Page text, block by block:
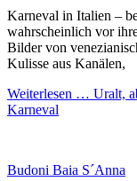
Karneval in Italien –
wahrscheinlich vor
Bilder von
Kulisse aus Kanälen,
Weiterlesen … Uralt,
Karneval
Budoni Baia S´Anna